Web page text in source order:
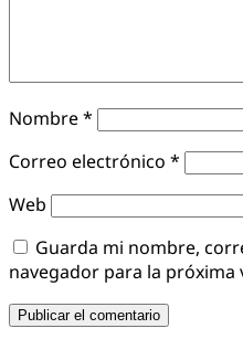
Nombre*
Correo electrónico *
Web
Guarda mi nombre,
navegador para la próxima